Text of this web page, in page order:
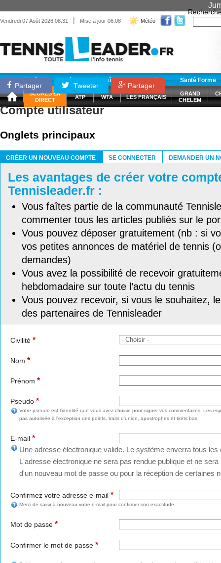
Vendredi 07 Août 2026 08:31 | Mise à jour 06:08 Météo
Matériel Entraînement Santé Forme
SCORES EN
DIRECT
ATP WTA LES FRANÇAIS
GRAND
CHELEM
Partager Tweeter Partager
Compte utilisateur
Onglets principaux
CRÉER UN NOUVEAU COMPTE
SE CONNECTER DEMANDER UN
Les avantages de créer votre
Tennisleader.fr :
Vous faîtes partie de la communauté
commenter tous les articles publiés sur le
Vous pouvez déposer gratuitement (nb : si
vos petites annonces de matériel de tennis
demandes)
Vous avez la possibilité de recevoir
hebdomadaire sur toute l’actu du tennis
Vous pouvez recevoir, si vous le souhaitez,
des partenaires de Tennisleader
Civilité *
Nom *
Prénom *
Pseudo *
Votre pseudo est l'identité que vous avez choisie pour signer vos commentaires. Les
pas autorisée à l'exception des points, traits d'union, apostrophes et tirets bas.
E-mail *
Une adresse électronique valide. Le système enverra tous
L'adresse électronique ne sera pas rendue publique et ne
d'un nouveau mot de passe ou pour la réception de certaines
Confirmez votre adresse e-mail *
Merci de saisir à nouveau votre e-mail pour confirmer son exactitude.
Mot de passe *
Confirmer le mot de passe *